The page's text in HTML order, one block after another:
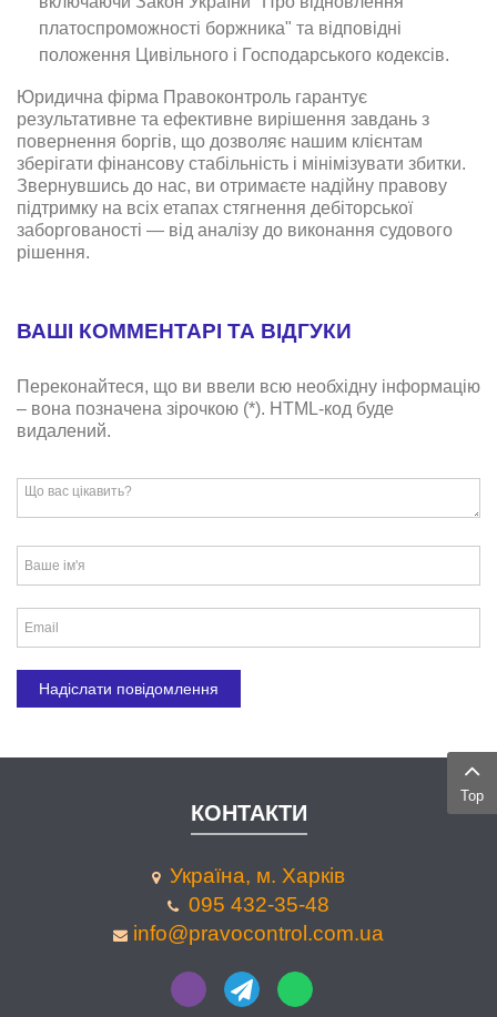
платоспроможності боржника" та відповідні
положення Цивільного і Господарського кодексів.
Юридична фірма Правоконтроль гарантує
результативне та ефективне вирішення завдань з
повернення боргів, що дозволяє нашим клієнтам
зберігати фінансову стабільність і мінімізувати збитки.
Звернувшись до нас, ви отримаєте надійну правову
підтримку на всіх етапах стягнення дебіторської
заборгованості — від аналізу до виконання судового
рішення.
ВАШІ КОММЕНТАРІ ТА ВІДГУКИ
Переконайтеся, що ви ввели всю необхідну інформацію
– вона позначена зірочкою (*). HTML-код буде
видалений.
КОНТАКТИ
Україна, м. Харків
095 432-35-48
info@pravocontrol.com.ua
Top